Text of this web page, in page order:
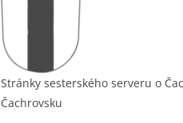
Stránky sesterského serveru o
Čachrovsku